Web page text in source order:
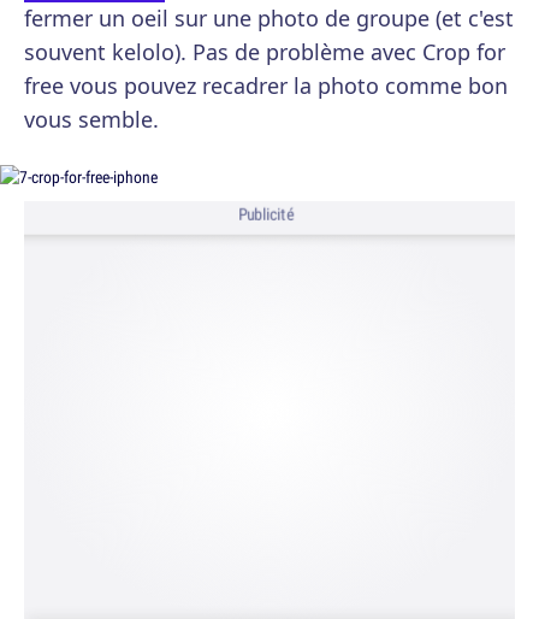
fermer un oeil sur une photo de groupe (et c'est
souvent kelolo). Pas de problème avec Crop for
free vous pouvez recadrer la photo comme bon
vous semble.
Publicité